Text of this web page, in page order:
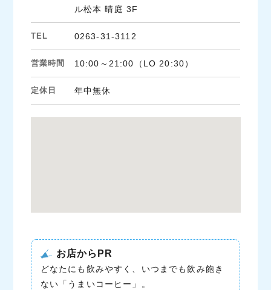
ル松本 晴庭 3F
TEL 0263-31-3112
営業時間 10:00～21:00（LO 20:30）
定休日 年中無休
お店からPR
どなたにも飲みやすく、いつまでも飲み飽き
ない「うまいコーヒー」。